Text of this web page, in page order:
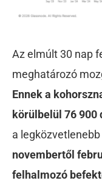
Az elmúlt 30 nap
meghatározó
Ennek a
körülbelül 76 900
a
novembertől
felhalmozó